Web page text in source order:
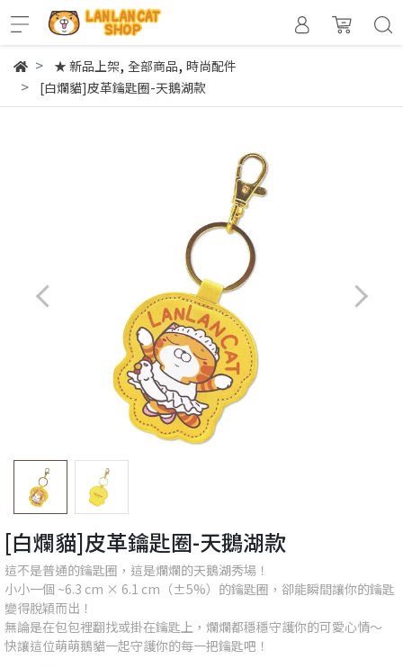
★ 新品上架, 全部商品, 時尚配件
[白爛貓]皮革鑰匙圈-天鵝湖款
[白爛貓]皮革鑰匙圈-天鵝湖款
這不是普通的鑰匙圈，這是爛爛的天鵝湖秀場！
小小一個 ~6.3 cm × 6.1 cm（±5%）的鑰匙圈，卻能瞬間讓你的鑰匙
變得脫穎而出！
無論是在包包裡翻找或掛在鑰匙上，爛爛都穩穩守護你的可愛心情～
快讓這位萌萌鵝貓一起守護你的每一把鑰匙吧！